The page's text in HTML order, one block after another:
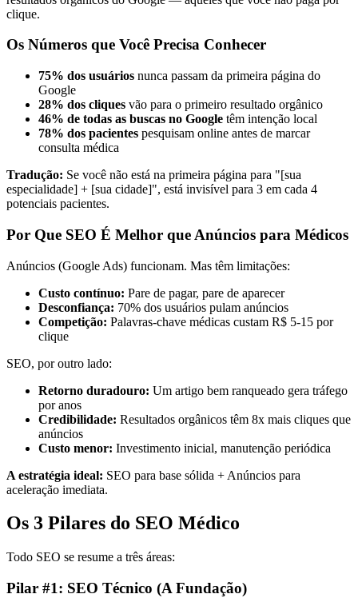
clique.
Os Números que Você Precisa Conhecer
75% dos usuários nunca passam da primeira página do
Google
28% dos cliques vão para o primeiro resultado orgânico
46% de todas as buscas no Google têm intenção local
78% dos pacientes pesquisam online antes de marcar
consulta médica
Tradução: Se você não está na primeira página para "[sua
especialidade] + [sua cidade]", está invisível para 3 em cada 4
potenciais pacientes.
Por Que SEO É Melhor que Anúncios para Médicos
Anúncios (Google Ads) funcionam. Mas têm limitações:
Custo contínuo: Pare de pagar, pare de aparecer
Desconfiança: 70% dos usuários pulam anúncios
Competição: Palavras-chave médicas custam R$ 5-15 por
clique
SEO, por outro lado:
Retorno duradouro: Um artigo bem ranqueado gera tráfego
por anos
Credibilidade: Resultados orgânicos têm 8x mais cliques que
anúncios
Custo menor: Investimento inicial, manutenção periódica
A estratégia ideal: SEO para base sólida + Anúncios para
aceleração imediata.
Os 3 Pilares do SEO Médico
Todo SEO se resume a três áreas:
Pilar #1: SEO Técnico (A Fundação)